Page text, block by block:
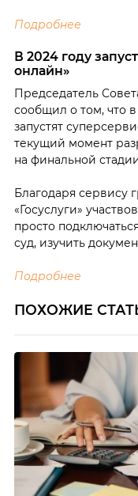
Подробнее
В 2024 году
онлайн»
Председатель
сообщил о том, что в
запустят
текущий момент
на финальной
Благодаря сервису
«Госуслуги»
просто
суд, изучить
Подробнее
ПОХОЖИЕ